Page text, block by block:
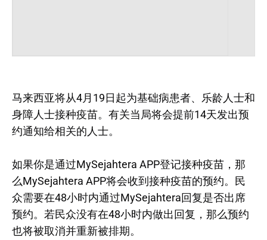
马来西亚将从4月19日起为基础病患者、乐龄人士和
身障人士接种疫苗。有关当局将会提前14天发出预
约通知给相关的人士。
如果你是通过MySejahtera APP登记接种疫苗，那
么MySejahtera APP将会收到接种疫苗的预约。民
众需要在48小时内通过MySejahtera回复是否出席
预约。若民众没有在48小时内做出回复，那么预约
也将被取消并重新被排期。